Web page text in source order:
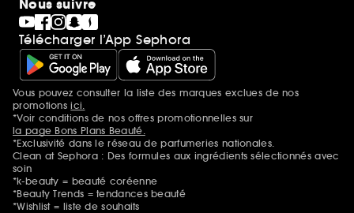
Gravure parfum
Black Friday
Soldes
SEPHORA edit
Sephora Prize
Sephora Beautiful Club
Clean at Sephora
Idées & Inspirations Beauté
Nous suivre
Télécharger l’App Sephora
Mentions additionnelles
Vous pouvez consulter la liste des marques exclues de nos
promotionsici.
*Voir conditions de nos offres promotionnelles sur
la page Bons Plans Beauté.
*Exclusivité dans le réseau de parfumeries nationales.
Clean at Sephora : Des formules aux ingrédients sélectionnés avec
soin
*k-beauty = beauté coréenne
*Beauty Trends = tendances beauté
*Wishlist = liste de souhaits